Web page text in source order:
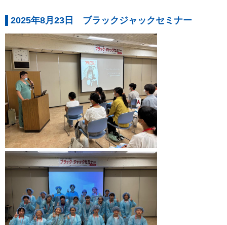
2025年8月23日 ブラックジャックセミナー